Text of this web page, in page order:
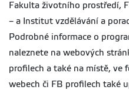
Fakulta životního prostředí,
– a Institut vzdělávání a
Podrobné informace o
naleznete na webových
profilech a také na místě, ve
webech či FB profilech také